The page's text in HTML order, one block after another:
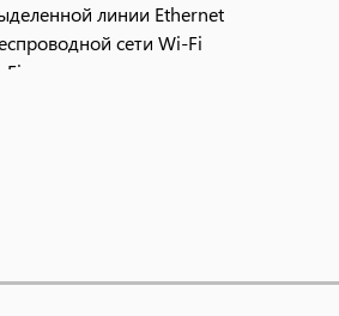
линии Ethernet
сети Wi-Fi
Fi
T) с автоопределением типа кабеля
- "RESET"